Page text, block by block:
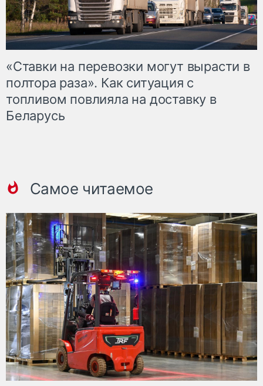
«Ставки на перевозки могут вырасти в
полтора раза». Как ситуация с
топливом повлияла на доставку в
Беларусь
Самое читаемое